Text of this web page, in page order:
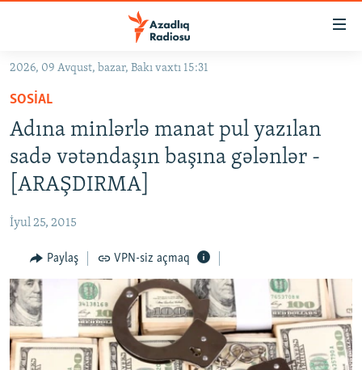
Əsas
qayıt
Əsas
naviqasiyaya
qayıt
Axtarışa
GÜNDƏM
#İZAHLA
KORRUPSIOMETR
#ƏSLINDƏ
QANUNI DOĞRU
ARAŞDIRMA
MULTIMEDIA
VIDEO
FOTOQALEREYA
RADIO ARXIV
OXU ZALI
HAQQIMIZDA
2026, 09 Avqust, bazar, Bakı vaxtı 15:31
SOSIAL
Adına minlərlə manat pul yazılan
sadə vətəndaşın başına gələnlər -
[ARAŞDIRMA]
İyul 25, 2015
Paylaş VPN-siz açmaq